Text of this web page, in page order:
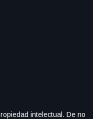
intelectual. De no